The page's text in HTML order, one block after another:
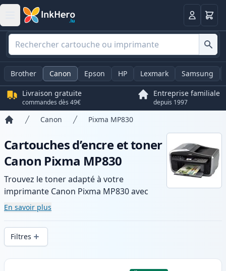
Panier
Brother Canon Epson HP Lexmark Samsung
Livraison gratuite
commandes dès 49€
Entreprise familiale
depuis 1997
Canon Pixma MP830
Cartouches d’encre et toner
Canon Pixma MP830
Trouvez le toner adapté à votre
imprimante Canon Pixma MP830 avec
notre gamme de cartouches compatibles
et haute capacité. Profitez d’une qualité
d’impression constante et d’une livraison
rapide depuis un stock local en .
En savoir plus
Filtres
Produits